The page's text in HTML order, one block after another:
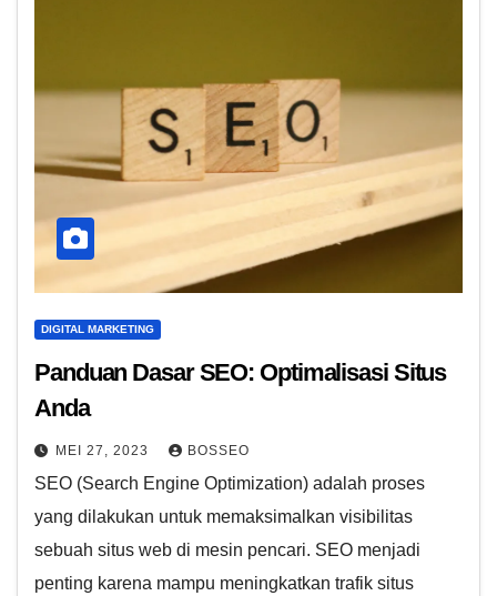
DIGITAL MARKETING
Panduan Dasar SEO: Optimalisasi Situs
Anda
MEI 27, 2023 BOSSEO
SEO (Search Engine Optimization) adalah proses
yang dilakukan untuk memaksimalkan visibilitas
sebuah situs web di mesin pencari. SEO menjadi
penting karena mampu meningkatkan trafik situs